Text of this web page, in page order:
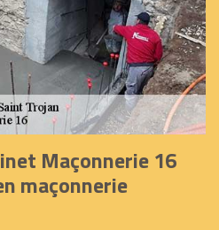
Maçonnerie 16
maçonnerie